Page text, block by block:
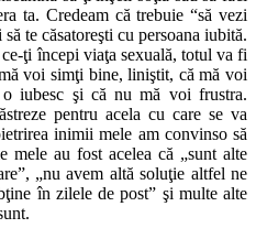
ta. Credeam că trebuie “să vezi
te căsatoreşti cu persoana iubită.
ţi începi viaţa sexuală, totul va fi
voi simţi bine, liniştit, că mă voi
iubesc şi că nu mă voi frustra.
pentru acela cu care se va
inimii mele am convinso să
mele au fost acelea că „sunt alte
„nu avem altă soluţie altfel ne
în zilele de post” şi multe alte